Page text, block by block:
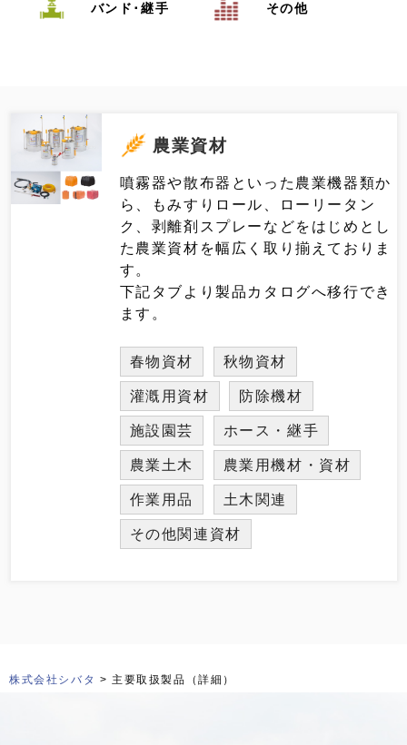
バンド･継手 その他
農業資材
噴霧器や散布器といった農業機器類か
ら、もみすりロール、ローリータン
ク、剥離剤スプレーなどをはじめとし
た農業資材を幅広く取り揃えておりま
す。
下記タブより製品カタログへ移行でき
ます。
春物資材 秋物資材
灌漑用資材 防除機材
施設園芸 ホース・継手
農業土木 農業用機材・資材
作業用品 土木関連
その他関連資材
株式会社シバタ > 主要取扱製品（詳細）